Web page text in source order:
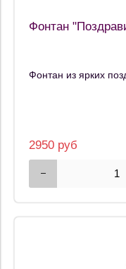
Фонтан
Фонтан из ярких
2950 руб